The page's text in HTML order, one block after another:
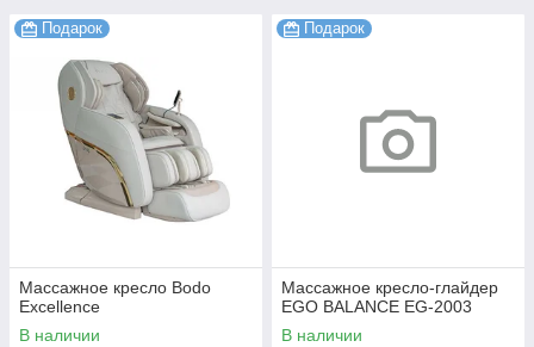
Подарок
Массажное кресло Bodo
Excellence
В наличии
Подарок
Массажное кресло-глайдер
EGO BALANCE EG-2003
В наличии